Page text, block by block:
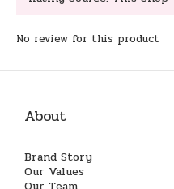
No review for this product
About
Brand Story
Our Values